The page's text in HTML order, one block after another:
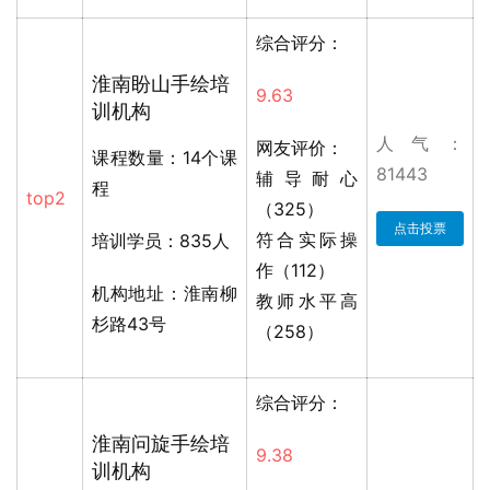
top2
淮南盼山手绘培
训机构
课程数量：14个课
程
培训学员：835人
机构地址：淮南柳
杉路43号
综合评分：
9.63
网友评价：
辅导耐心
（325）
符合实际操
作（112）
教师水平高
（258）
人气：
81443
点击投票
淮南问旋手绘培
训机构
综合评分：
9.38